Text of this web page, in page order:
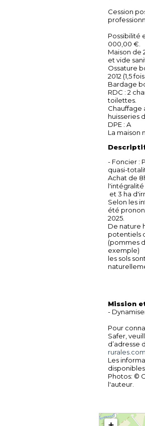
Cession
Possibilité
000,00 €.
Maison de
et vide
Ossature
2012 (1,5
Bardage
RDC : 2
toilettes.
Chauffage
huisseries
DPE : A
La maison
- Foncier :
quasi-
Achat de
l'intégralité
et 3 ha
Selon les
été
2025.
De nature
potentiels
(pommes
exemple)
les sols
Mission
-
Pour
Safer,
d’adresse
Les
Photos: ©
l'auteur.